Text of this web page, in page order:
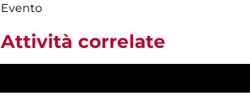
Evento
Attività correlate